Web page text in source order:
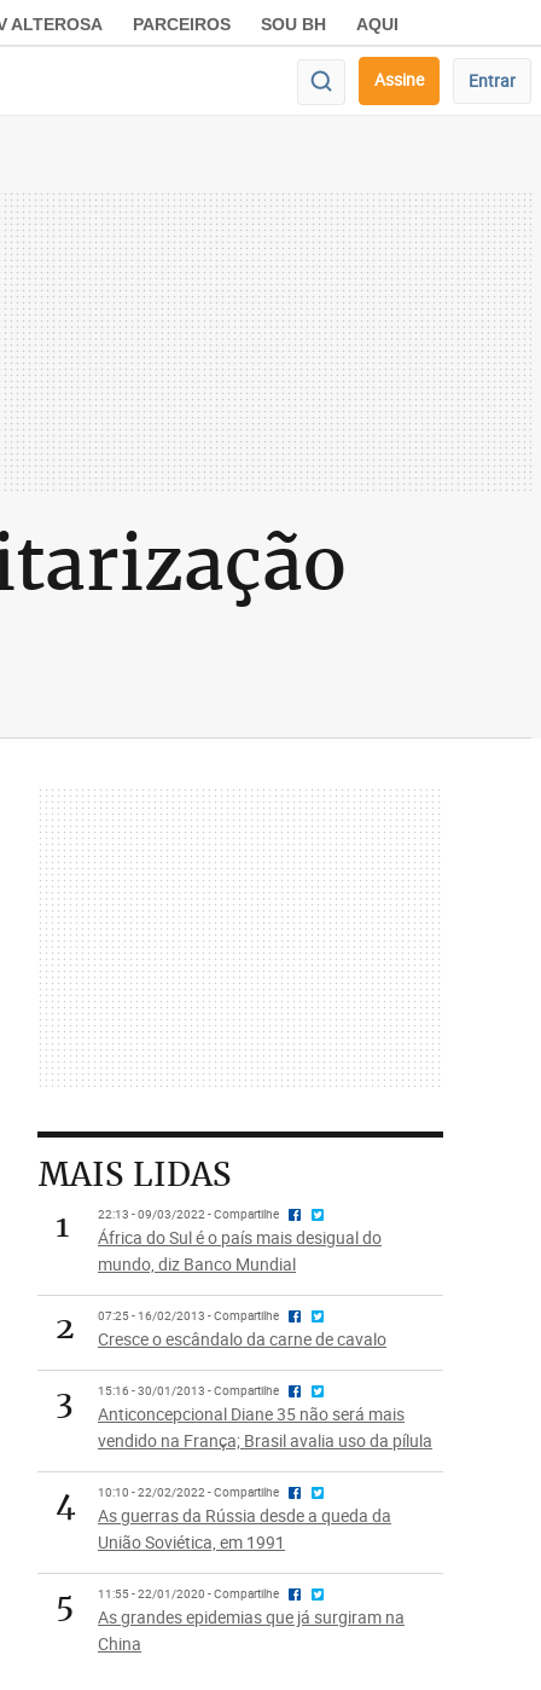
ALTEROSA PARCEIROS SOU BH AQUI
Assine Entrar
MAIS LIDAS
1
22:13 - 09/03/2022 - Compartilhe
África do Sul é o país mais desigual do
mundo, diz Banco Mundial
2 07:25 - 16/02/2013 - Compartilhe
Cresce o escândalo da carne de cavalo
3 15:16 - 30/01/2013 - Compartilhe
Anticoncepcional Diane 35 não será mais
vendido na França; Brasil avalia uso da pílula
4 10:10 - 22/02/2022 - Compartilhe
As guerras da Rússia desde a queda da
União Soviética, em 1991
5 11:55 - 22/01/2020 - Compartilhe
As grandes epidemias que já surgiram na
China